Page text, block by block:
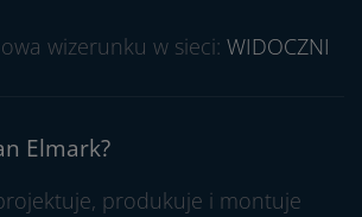
wizerunku w sieci: WIDOCZNI
Elmark?
produkuje i montuje